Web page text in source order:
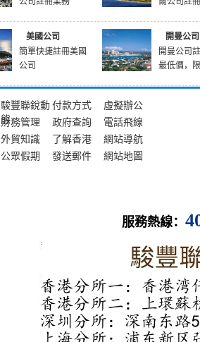
美國公司
簡單快捷註冊美國
公司
開曼公司
開曼公司
最低價，
駿豐聯銳動
態
付款方式
虛擬辦公
財務管理 政府查詢
電話飛線
外貿知識 了解香港
網站導航
公眾假期 發送郵件 網站地圖
服務熱線：